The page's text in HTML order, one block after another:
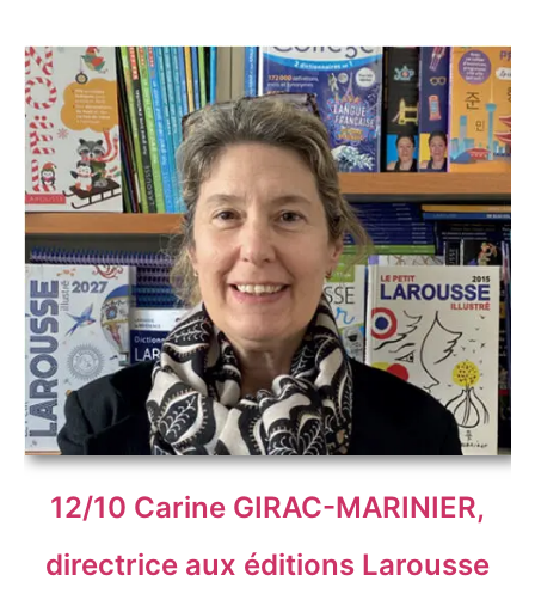
12/10 Carine GIRAC-MARINIER,
directrice aux éditions Larousse